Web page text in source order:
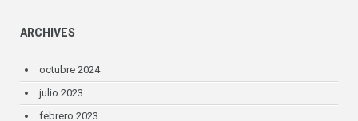
ARCHIVES
octubre 2024
julio 2023
febrero 2023